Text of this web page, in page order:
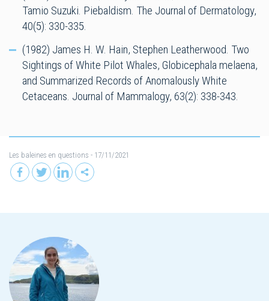
Tamio Suzuki. Piebaldism. The Journal of Dermatology,
40(5): 330-335.
(1982) James H. W. Hain, Stephen Leatherwood. Two
Sightings of White Pilot Whales, Globicephala melaena,
and Summarized Records of Anomalously White
Cetaceans. Journal of Mammalogy, 63(2): 338-343.
Les baleines en questions - 17/11/2021